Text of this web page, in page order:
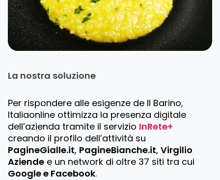
La nostra soluzione
Per rispondere alle esigenze de Il Barino,
Italiaonline ottimizza la presenza digitale
dell’azienda tramite il servizio InRete+
creando il profilo dell’attività su
PagineGialle.it, PagineBianche.it,Virgilio
Aziende e un network di oltre 37 siti tra cui
Google e Facebook.